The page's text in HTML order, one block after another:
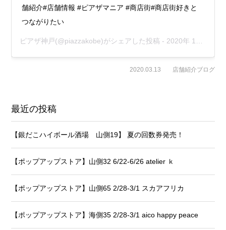
舗紹介#店舗情報 #ピアザマニア #商店街#商店街好きと
つながりたい
ピアザ神戸(@piazzakobe)がシェアした投稿 - 2020年 1月月9日午後6時11分PST
2020.03.13 店舗紹介ブログ
最近の投稿
【銀だこハイボール酒場 山側19】 夏の回数券発売！
【ポップアップストア】山側32 6/22-6/26 atelier ｋ
【ポップアップストア】山側65 2/28-3/1 スカアフリカ
【ポップアップストア】海側35 2/28-3/1 aico happy peace